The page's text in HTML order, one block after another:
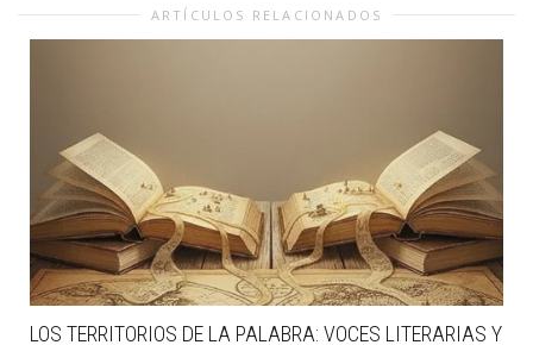
ARTÍCULOS RELACIONADOS
LOS TERRITORIOS DE LA PALABRA: VOCES LITERARIAS Y